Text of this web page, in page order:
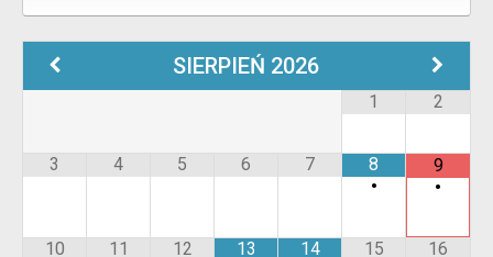
SIERPIEŃ 2026
1 2
3 4 5 6 7
8
•
9
•
10 11 12 13 14 15 16